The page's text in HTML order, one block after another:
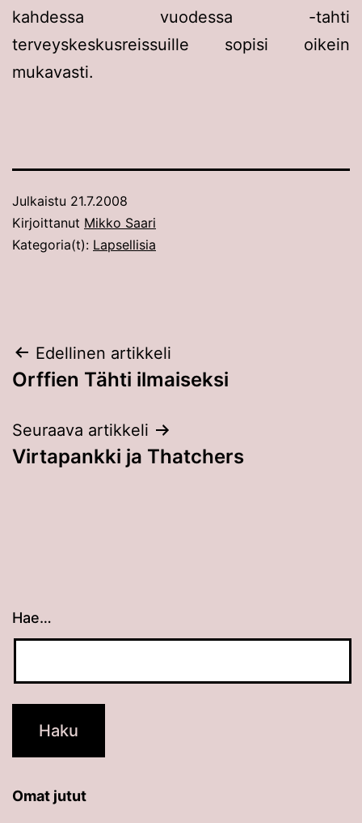
kahdessa vuodessa -tahti
terveyskeskusreissuille sopisi oikein
mukavasti.
Julkaistu 21.7.2008
Kirjoittanut Mikko Saari
Kategoria(t): Lapsellisia
Artikkelien
selaus
Edellinen artikkeli
Orffien Tähti ilmaiseksi
Seuraava artikkeli
Virtapankki ja Thatchers
Hae…
Kun tuloksia tulee, voit selata niitä
Omat jutut